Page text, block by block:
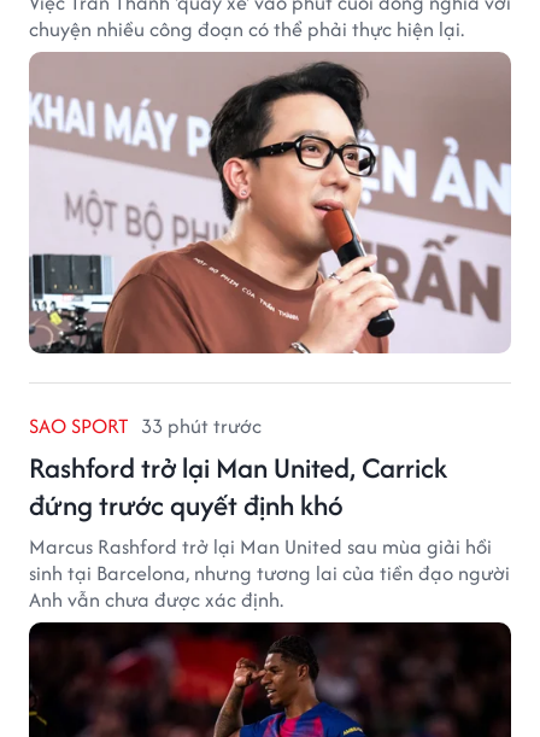
chuyện nhiều công đoạn có thể phải thực hiện lại.
SAO SPORT 33 phút trước
Rashford trở lại Man United, Carrick
đứng trước quyết định khó
Marcus Rashford trở lại Man United sau mùa giải hồi
sinh tại Barcelona, nhưng tương lai của tiền đạo người
Anh vẫn chưa được xác định.